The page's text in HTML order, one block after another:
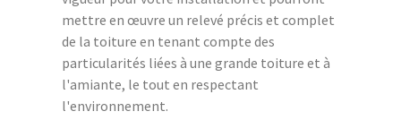
mettre en œuvre un relevé précis et complet
de la toiture en tenant compte des
particularités liées à une grande toiture et à
l'amiante, le tout en respectant
l'environnement.